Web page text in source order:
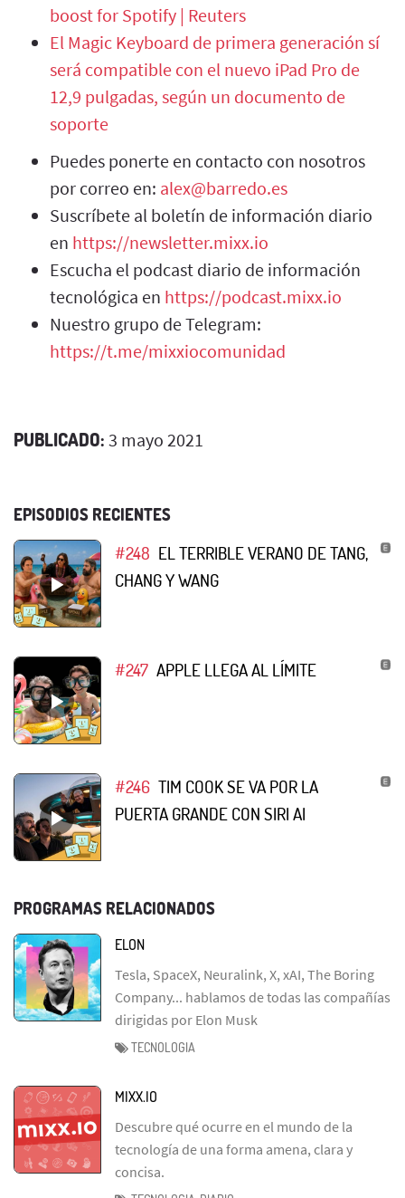
boost for Spotify | Reuters
El Magic Keyboard de primera generación sí
será compatible con el nuevo iPad Pro de
12,9 pulgadas, según un documento de
soporte
Puedes ponerte en contacto con nosotros
por correo en: alex@barredo.es
Suscríbete al boletín de información diario
en https://newsletter.mixx.io
Escucha el podcast diario de información
tecnológica en https://podcast.mixx.io
Nuestro grupo de Telegram:
https://t.me/mixxiocomunidad
PUBLICADO: 3 mayo 2021
EPISODIOS RECIENTES
#248 EL TERRIBLE VERANO DE TANG,
CHANG Y WANG
#247 APPLE LLEGA AL LÍMITE
#246 TIM COOK SE VA POR LA
PUERTA GRANDE CON SIRI AI
PROGRAMAS RELACIONADOS
ELON
Tesla, SpaceX, Neuralink, X, xAI, The Boring
Company... hablamos de todas las compañías
dirigidas por Elon Musk
TECNOLOGIA
MIXX.IO
Descubre qué ocurre en el mundo de la
tecnología de una forma amena, clara y
concisa.